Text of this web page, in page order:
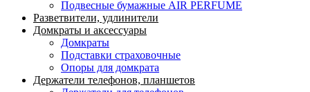
Подвесные бумажные AIR PERFUME
Разветвители, удлинители
Домкраты и аксессуары
Домкраты
Подставки страховочные
Опоры для домкрата
Держатели телефонов, планшетов